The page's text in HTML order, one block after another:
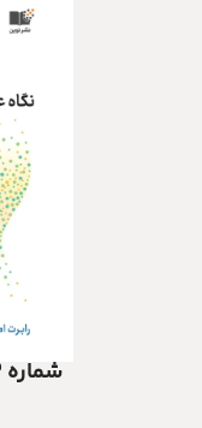
شماره ۳۶۲: کتاب تعیین شده